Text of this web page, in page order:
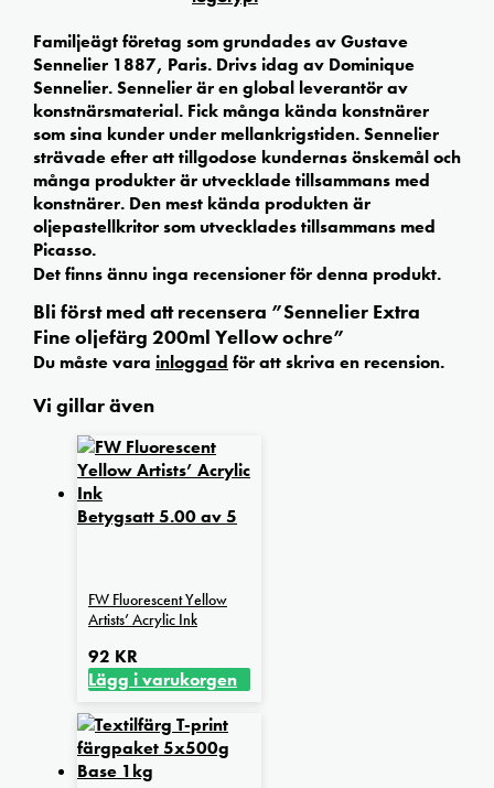
Familjeägt företag som grundades av Gustave
Sennelier 1887, Paris. Drivs idag av Dominique
Sennelier. Sennelier är en global leverantör av
konstnärsmaterial. Fick många kända konstnärer
som sina kunder under mellankrigstiden. Sennelier
strävade efter att tillgodose kundernas önskemål och
många produkter är utvecklade tillsammans med
konstnärer. Den mest kända produkten är
oljepastellkritor som utvecklades tillsammans med
Picasso.
Det finns ännu inga recensioner för denna produkt.
Bli först med att recensera ”Sennelier Extra
Fine oljefärg 200ml Yellow ochre”
Du måste vara inloggad för att skriva en recension.
Vi gillar även
Betygsatt5.00av 5
FW Fluorescent Yellow
Artists’ Acrylic Ink
92 KR
Lägg i varukorgen